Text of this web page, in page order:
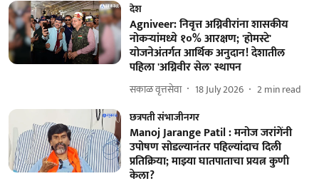
देश
Agniveer: निवृत्त अग्निवीरांना शासकीय
नोकऱ्यांमध्ये १०% आरक्षण; 'होमस्टे'
योजनेअंतर्गत आर्थिक अनुदान! देशातील
पहिला 'अग्निवीर सेल' स्थापन
सकाळ वृत्तसेवा 18 July 2026 2min read
छत्रपती संभाजीनगर
Manoj Jarange Patil : मनोज जरांगेंनी
उपोषण सोडल्यानंतर पहिल्यांदाच दिली
प्रतिक्रिया; माझ्या घातपाताचा प्रयत्न कुणी
केला?